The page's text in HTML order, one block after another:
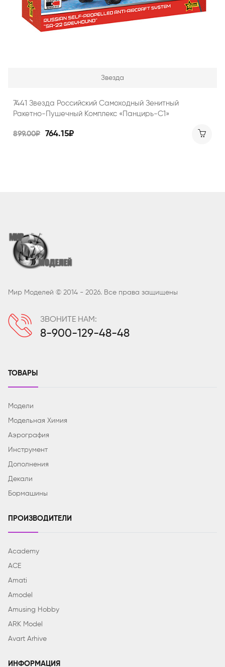
Звезда
7441 Звезда Российский Самоходный Зенитный
Ракетно-Пушечный Комплекс «Панцирь-С1»
899.00₽ 764.15₽
Мир Моделей © 2014 - 2026. Все права защищены
ЗВОНИТЕ НАМ:
8-900-129-48-48
ТОВАРЫ
Модели
Модельная Химия
Аэрография
Инструмент
Дополнения
Декали
Бормашины
ПРОИЗВОДИТЕЛИ
Academy
ACE
Amati
Amodel
Amusing Hobby
ARK Model
Avart Arhive
ИНФОРМАЦИЯ